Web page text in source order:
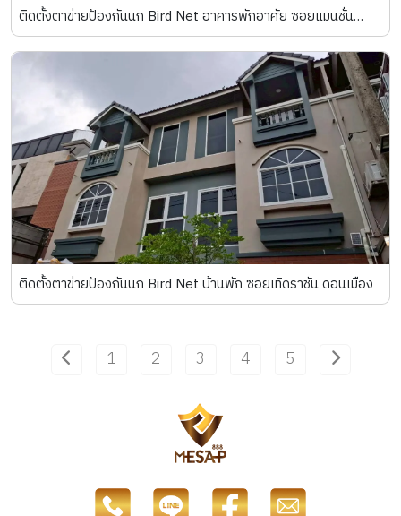
ติดตั้งตาข่ายป้องกันนก Bird Net อาคารพักอาศัย ซอยแมนชั่น
สมุทรปราการ
ติดตั้งตาข่ายป้องกันนก Bird Net บ้านพัก ซอยเทิดราชัน ดอนเมือง
Previous
1 2 3 4 5 Next